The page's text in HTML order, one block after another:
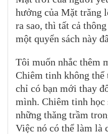
hưởng của Mặt trăng
ra sao, thì tất cả
một quyển sách này
Tôi muốn nhắc thêm
Chiêm tinh không thể
chỉ có bạn mới thay
mình. Chiêm tinh học
những thăng trầm
Việc nó có thể làm là